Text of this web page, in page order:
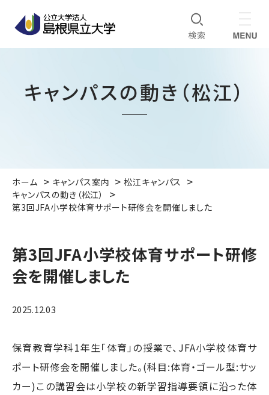
キャンパスの動き（松江）
ホーム キャンパス案内
松江キャンパス
キャンパスの動き（松江）
第3回JFA小学校体育サポート研修会を開催しました
第3回JFA小学校体育サポート研修
会を開催しました
2025.12.03
保育教育学科1年生「体育」の授業で、JFA小学校体育サ
ポート研修会を開催しました。(科目:体育・ゴール型:サッ
カー)この講習会は小学校の新学習指導要領に沿った体